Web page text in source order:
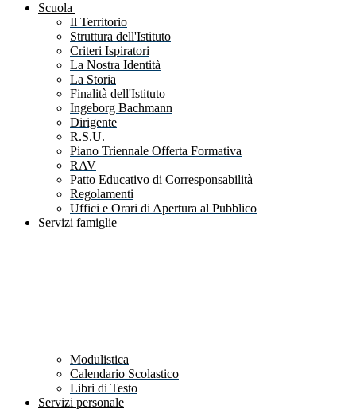
Scuola
Il Territorio
Struttura dell'Istituto
Criteri Ispiratori
La Nostra Identità
La Storia
Finalità dell'Istituto
Ingeborg Bachmann
Dirigente
R.S.U.
Piano Triennale Offerta Formativa
RAV
Patto Educativo di Corresponsabilità
Regolamenti
Uffici e Orari di Apertura al Pubblico
Servizi famiglie
Modulistica
Calendario Scolastico
Libri di Testo
Servizi personale